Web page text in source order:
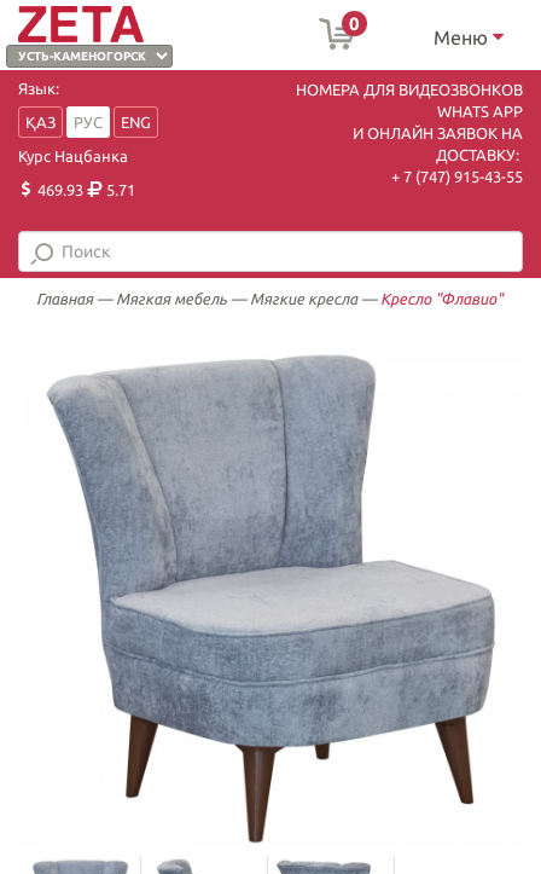
0
Меню
Язык:
ҚАЗ
РУС
ENG
Курс Нацбанка
469.93
5.71
НОМЕРА ДЛЯ ВИДЕОЗВОНКОВ
WHATS APP
И ОНЛАЙН ЗАЯВОК НА
ДОСТАВКУ:
+ 7 (747) 915-43-55
Главная— Мягкая мебель — Мягкие кресла— Кресло "Флавио"